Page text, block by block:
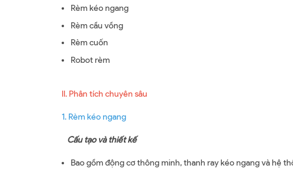
Rèm kéo ngang
Rèm cầu vồng
Rèm cuốn
Robot rèm
II. Phân tích chuyên sâu
1. Rèm kéo ngang
Cấu tạo và thiết kế
Bao gồm động cơ thông minh, thanh ray kéo ngang và hệ